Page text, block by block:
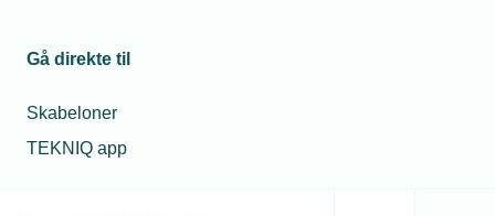
Gå direkte til
Skabeloner
TEKNIQ app